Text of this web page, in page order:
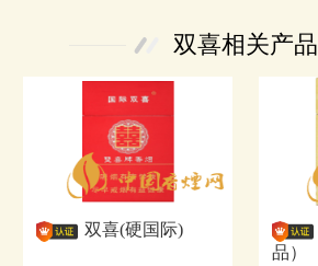
双喜相关产品
双喜(硬国际)
品）